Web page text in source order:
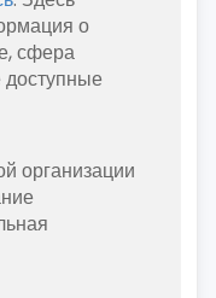
о
сфера
доступные
организации